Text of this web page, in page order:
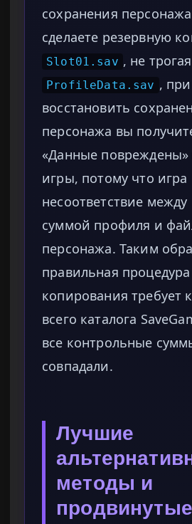
сохранения
сделаете резервную
Slot01.sav , не трогая
ProfileData.sav ,
восстановить
персонажа вы
«Данные повреждены»
игры, потому что игра
несоответствие
суммой профиля и
персонажа. Таким
правильная
копирования требует
всего каталога
все контрольные
совпадали.
Лучшие
методы и
продвинутые